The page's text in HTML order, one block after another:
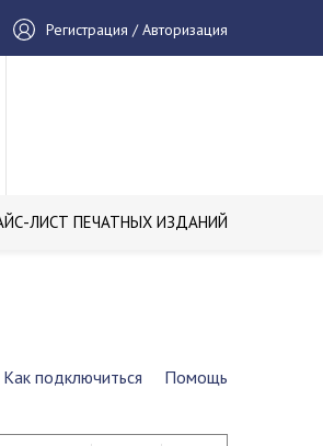
Регистрация / Авторизация
ЛИСТ ПЕЧАТНЫХ ИЗДАНИЙ
Как подключиться Помощь